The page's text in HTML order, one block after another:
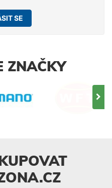
SE
ZNAČKY